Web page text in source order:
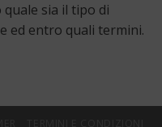
sia il tipo di
ed entro quali termini.